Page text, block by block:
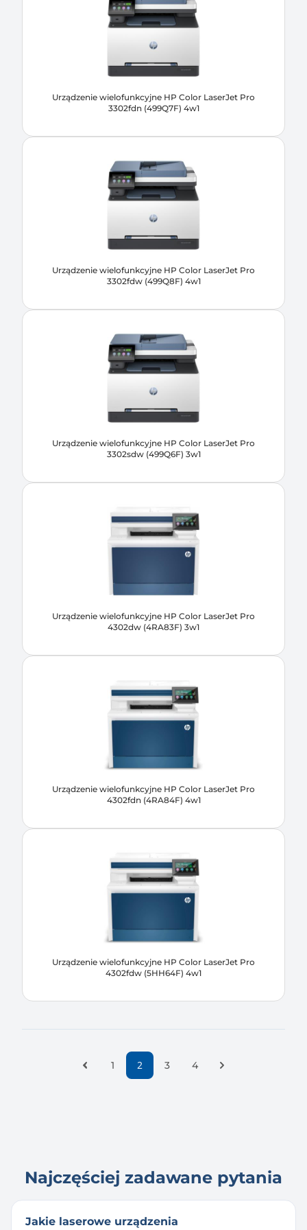
Urządzenie wielofunkcyjne HP Color LaserJet Pro
3302fdn (499Q7F) 4w1
Urządzenie wielofunkcyjne HP Color LaserJet Pro
3302fdw (499Q8F) 4w1
Urządzenie wielofunkcyjne HP Color LaserJet Pro
3302sdw (499Q6F) 3w1
Urządzenie wielofunkcyjne HP Color LaserJet Pro
4302dw (4RA83F) 3w1
Urządzenie wielofunkcyjne HP Color LaserJet Pro
4302fdn (4RA84F) 4w1
Urządzenie wielofunkcyjne HP Color LaserJet Pro
4302fdw (5HH64F) 4w1
Poprzednia strona
1 2 3 4
Następna strona
Najczęściej zadawane pytania
Jakie laserowe urządzenia